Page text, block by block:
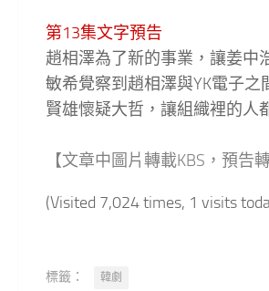
第13集文字預告
趙相澤為了新的事業，讓姜中
敏希覺察到趙相澤與YK電子之
賢雄懷疑大哲，讓組織裡的
【文章中圖片轉載KBS，預告
(Visited 7,024 times, 1 visits
標籤： 韓劇